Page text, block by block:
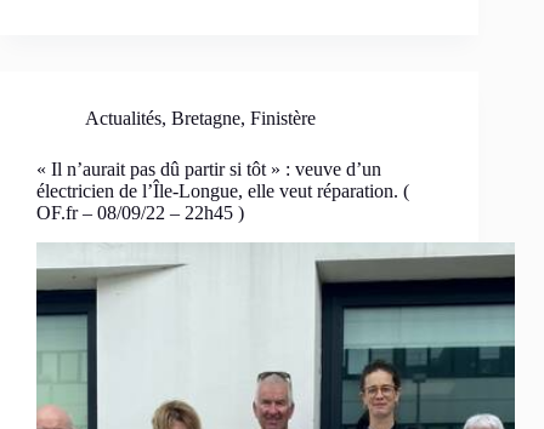
Actualités, Bretagne, Finistère
« Il n’aurait pas dû partir si tôt » : veuve d’un
électricien de l’Île-Longue, elle veut réparation. (
OF.fr – 08/09/22 – 22h45 )